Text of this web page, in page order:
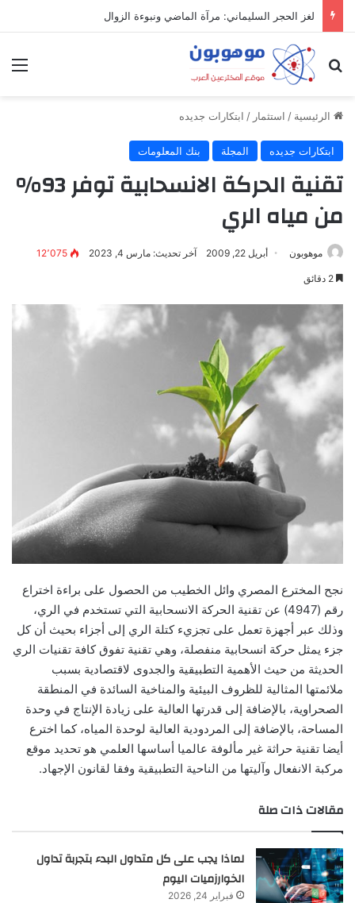
لغز الحجر السليماني: مرآة الماضي ونبوءة الزوال
بحث عن
الرئيسية / استثمار / ابتكارات جديده
ابتكارات جديده المجلة بنك المعلومات
تقنية الحركة الانسحابية توفر 93%
من مياه الري
موهوبون أبريل 22, 2009 آخر تحديث: مارس 4, 2023 12٬075
نجح المخترع المصري وائل الخطيب من الحصول على براءة اختراع
رقم (4947) عن تقنية الحركة الانسحابية التي تستخدم في الري،
وذلك عبر أجهزة تعمل على تجزيء كتلة الري إلى أجزاء بحيث أن كل
جزء يمثل حركة انسحابية منفصلة، وهي تقنية تفوق كافة تقنيات الري
الحديثة من حيث الأهمية التطبيقية والجدوى لاقتصادية بسبب
ملائمتها المثالية للظروف البيئية والمناخية السائدة في المنطقة
الصحراوية، بالإضافة إلى قدرتها العالية على زيادة الإنتاج في وحدة
المساحة، بالإضافة إلى المردودية العالية لوحدة المياه، كما اخترع
أيضا تقنية حراثة غير مألوفة عالميا أساسها العلمي هو تحديد موقع
مركبة الانفعال وآليتها من الناحية التطبيقية وفقا لقانون الإجهاد.
مقالات ذات صلة
لماذا يجب على كل متداول البدء بتجربة تداول
الخوارزميات اليوم
فبراير 24, 2026